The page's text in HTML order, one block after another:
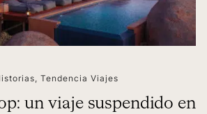
, Tendencia Viajes
un viaje suspendido en